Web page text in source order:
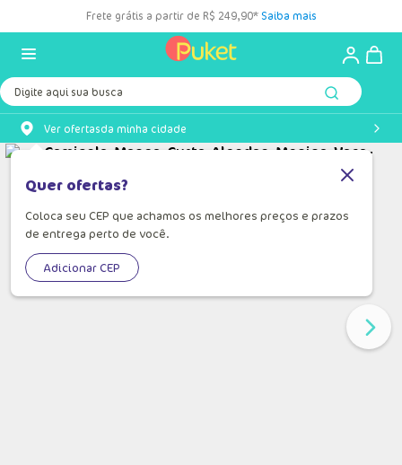
Frete grátis a partir de R$ 249,90* Saiba mais
Digite aqui sua busca
Ver ofertasda minha cidade
Quer ofertas?
Coloca seu CEP que achamos os melhores preços e prazos
de entrega perto de você.
Adicionar CEP